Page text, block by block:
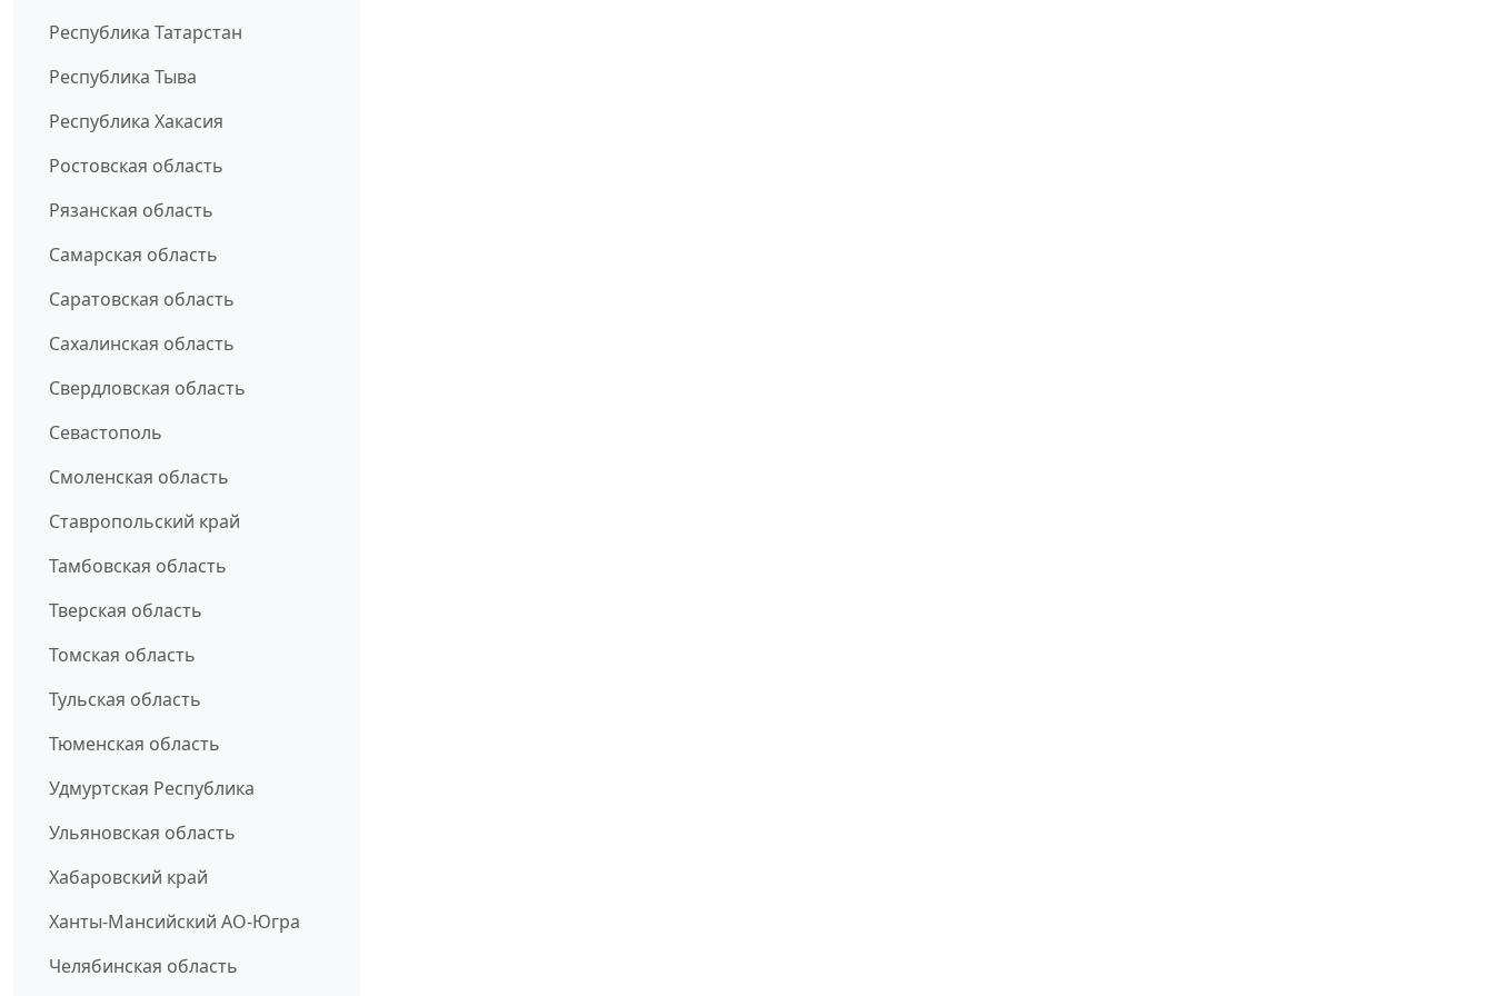
Республика Татарстан
Республика Тыва
Республика Хакасия
Ростовская область
Рязанская область
Самарская область
Саратовская область
Сахалинская область
Свердловская область
Севастополь
Смоленская область
Ставропольский край
Тамбовская область
Тверская область
Томская область
Тульская область
Тюменская область
Удмуртская Республика
Ульяновская область
Хабаровский край
Ханты-Мансийский АО-Югра
Челябинская область